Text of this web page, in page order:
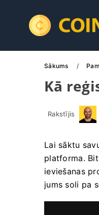
Sākums
Kā
Rakstījis
Lai sāktu
platforma.
ieviešanas
jums soli pa